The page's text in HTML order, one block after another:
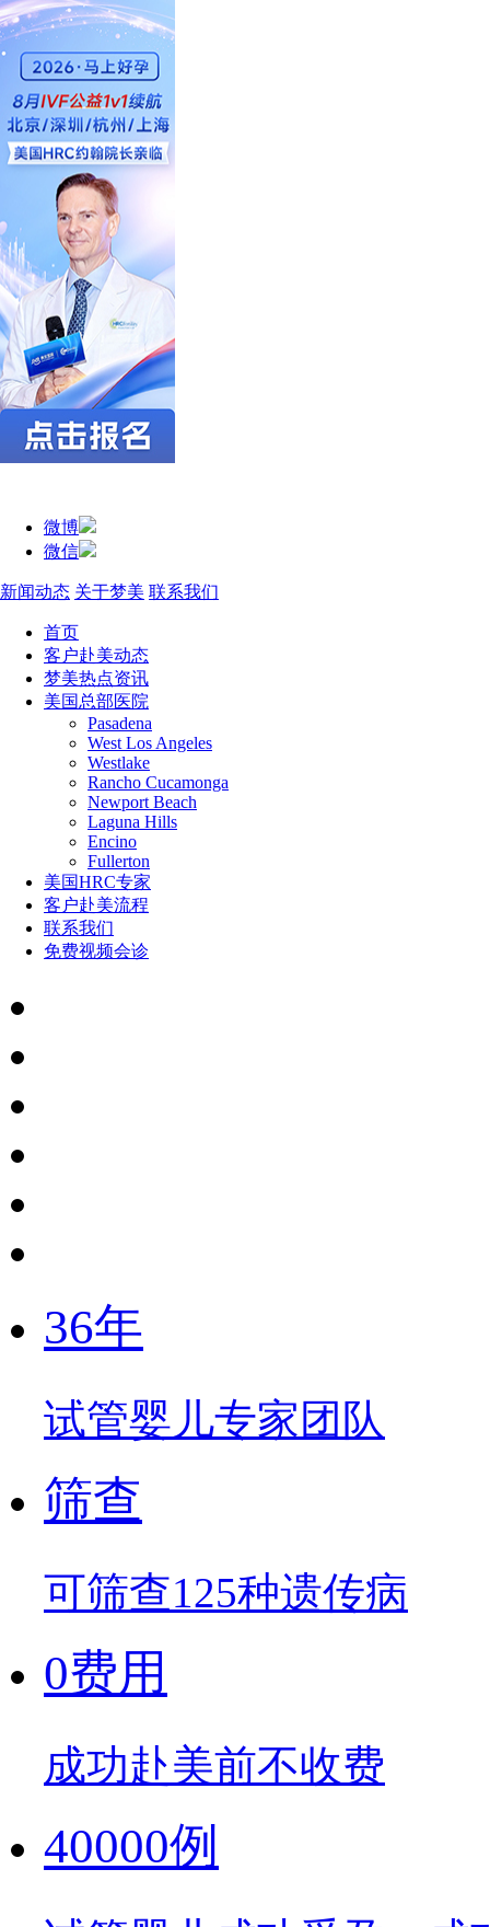
微博
微信
新闻动态 关于梦美 联系我们
首页
客户赴美动态
梦美热点资讯
美国总部医院
Pasadena
West Los Angeles
Westlake
Rancho Cucamonga
Newport Beach
Laguna Hills
Encino
Fullerton
美国HRC专家
客户赴美流程
联系我们
免费视频会诊
36年
试管婴儿专家团队
筛查
可筛查125种遗传病
0费用
成功赴美前不收费
40000例